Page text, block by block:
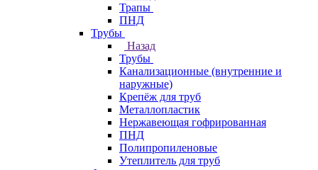
Трапы
ПНД
Трубы
Назад
Трубы
Канализационные (внутренние и
наружные)
Крепёж для труб
Металлопластик
Нержавеющая гофрированная
ПНД
Полипропиленовые
Утеплитель для труб